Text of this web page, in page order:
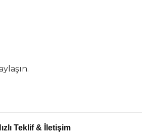
Teklif & İletişim